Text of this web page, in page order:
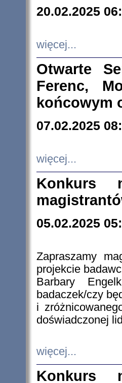
20.02.2025
więcej...
Otwarte
Ferenc,
końcowym
07.02.2025
więcej...
Konkurs
05.02.2025
Zapraszamy
projekcie
Barbary
badaczek/czy
i
doświadczonej
więcej...
Konkurs